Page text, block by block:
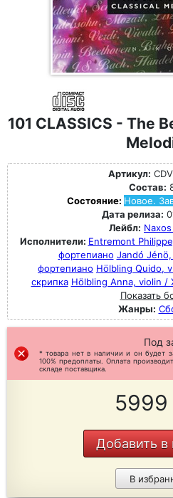
101 CLASSICS - The
Артикул:
Состав:
Состояние: Новое.
Дата релиза:
Лейбл:
Исполнители: Entremont
фортепиано Jandó
фортепиано Hölbling Quido,
скрипка Hölbling Anna, violin /
Показать
Жанры:
Под
* товара нет в наличии и он будет
100% предоплаты. Оплата
складе поставщика.
5999
Добавить в
В